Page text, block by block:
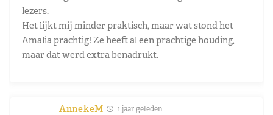
lezers.
Het lijkt mij minder praktisch, maar wat stond het
Amalia prachtig! Ze heeft al een prachtige houding,
maar dat werd extra benadrukt.
AnnekeM 1 jaar geleden